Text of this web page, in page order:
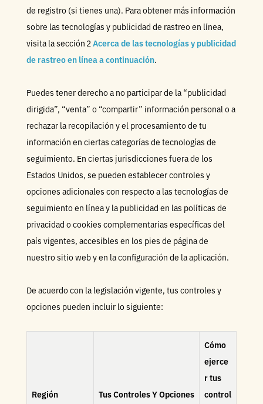
de registro (si tienes una). Para obtener más información
sobre las tecnologías y publicidad de rastreo en línea,
visita la sección 2Acerca de las tecnologías y publicidad
de rastreo en línea a continuación.
Puedes tener derecho a no participar de la “publicidad
dirigida”, “venta” o “compartir” información personal o a
rechazar la recopilación y el procesamiento de tu
información en ciertas categorías de tecnologías de
seguimiento. En ciertas jurisdicciones fuera de los
Estados Unidos, se pueden establecer controles y
opciones adicionales con respecto a las tecnologías de
seguimiento en línea y la publicidad en las políticas de
privacidad o cookies complementarias específicas del
país vigentes, accesibles en los pies de página de
nuestro sitio web y en la configuración de la aplicación.
De acuerdo con la legislación vigente, tus controles y
opciones pueden incluir lo siguiente:
Región Tus Controles Y Opciones
Cómo
ejerce
r tus
control